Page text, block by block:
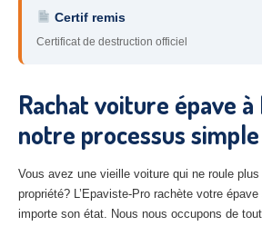
51 – Marne
45– Loiret
28– Eure-et-Loir
27– Eure
Certif remis
Certificat de destruction officiel
Rachat voiture épave à
notre processus simple
Vous avez une vieille voiture qui ne roule
propriété? L’Epaviste-Pro rachète votre
importe son état. Nous nous occupons de